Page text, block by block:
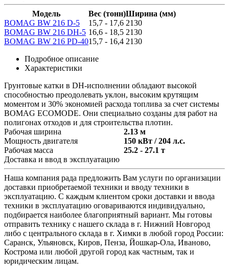
Модель Вес (тонн)Ширина (мм)
BOMAG BW 216 D-5
15,7 - 17,6 2130
BOMAG BW 216 DH-5 16,6 - 18,5 2130
BOMAG BW 216 PD-4015,7 - 16,4 2130
Подробное описание
Характеристики
Грунтовые катки в DН-исполнении обладают высокой
способностью преодолевать уклон, высоким крутящим
моментом и 30% экономией расхода топлива за счет системы
BOMAG ECOMODE. Они специально созданы для работ на
полигонах отходов и для строительства плотин.
Рабочая ширина
2.13 м
Мощность двигателя
150 кВт / 204 л.с.
Рабочая масса
25.2 - 27.1 т
Доставка и ввод в эксплуатацию
Наша компания рада предложить Вам услуги по организации
доставки приобретаемой техники и вводу техники в
эксплуатацию. С каждым клиентом сроки доставки и ввода
техники в эксплуатацию оговариваются индивидуально,
подбирается наиболее благоприятный вариант. Мы готовы
отправить технику с нашего склада в г. Нижний Новгород
либо с центрального склада в г. Химки в любой город России:
Саранск, Ульяновск, Киров, Пенза, Йошкар-Ола, Иваново,
Кострома или любой другой город как частным, так и
юридическим лицам.